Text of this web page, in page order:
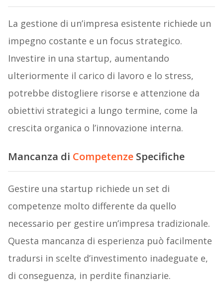
La gestione di un’impresa esistente richiede un
impegno costante e un focus strategico.
Investire in una startup, aumentando
ulteriormente il carico di lavoro e lo stress,
potrebbe distogliere risorse e attenzione da
obiettivi strategici a lungo termine, come la
crescita organica o l’innovazione interna.
Mancanza di CompetenzeSpecifiche
Gestire una startup richiede un set di
competenze molto differente da quello
necessario per gestire un’impresa tradizionale.
Questa mancanza di esperienza può facilmente
tradursi in scelte d’investimento inadeguate e,
di conseguenza, in perdite finanziarie.